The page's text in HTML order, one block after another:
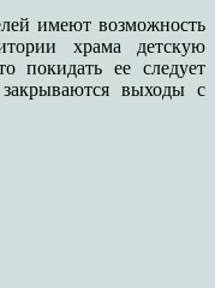
имеют возможность
храма детскую
покидать ее следует
выходы с